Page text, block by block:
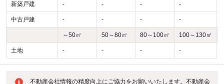
新築戸建 - - - -
中古戸建 - - - -
～50㎡ 50～80㎡ 80～100㎡ 100～130㎡
土地 - - - -
不動産会社情報の精度向上にご協力をお願いいたします。不動産会